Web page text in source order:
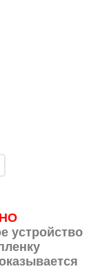
устройство